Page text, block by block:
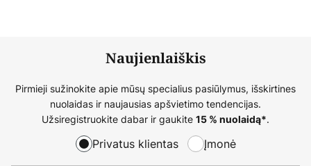
Naujienlaiškis
Pirmieji sužinokite apie mūsų specialius pasiūlymus, išskirtines
nuolaidas ir naujausias apšvietimo tendencijas.
Užsiregistruokite dabar ir gaukite 15 % nuolaidą*.
Privatus klientas Įmonė